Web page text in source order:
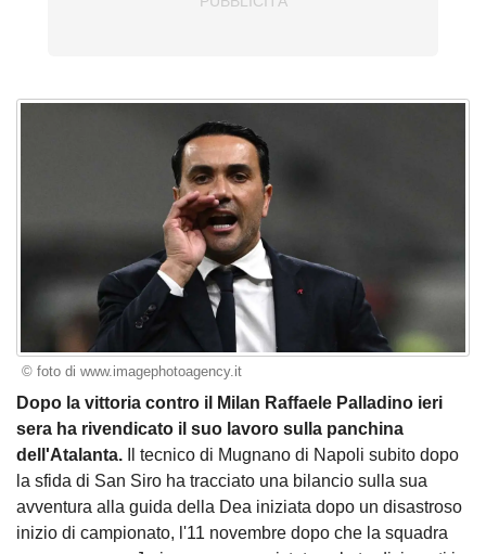
© foto di www.imagephotoagency.it
Dopo la vittoria contro il Milan Raffaele Palladino ieri
sera ha rivendicato il suo lavoro sulla panchina
dell'Atalanta. Il tecnico di Mugnano di Napoli subito dopo
la sfida di San Siro ha tracciato una bilancio sulla sua
avventura alla guida della Dea iniziata dopo un disastroso
inizio di campionato, l'11 novembre dopo che la squadra